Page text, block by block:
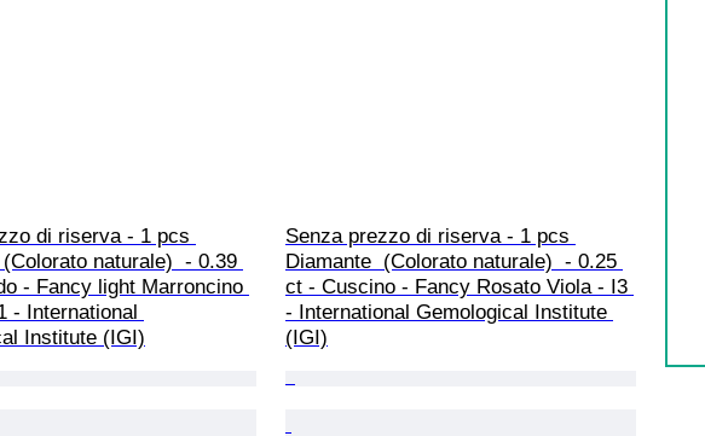
di riserva - 1 pcs
naturale)  - 0.39
- Fancy light Marroncino
- International
Institute (IGI)
Senza prezzo di riserva - 1 pcs
Diamante  (Colorato naturale)  - 0.25
ct - Cuscino - Fancy Rosato Viola - I3
- International Gemological Institute
(IGI)